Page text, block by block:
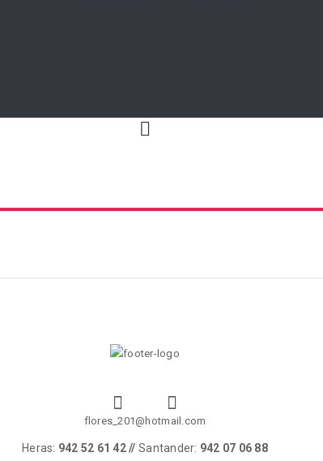
flores_201@hotmail.com
Heras: 942 52 61 42 // Santander: 942 07 06 88